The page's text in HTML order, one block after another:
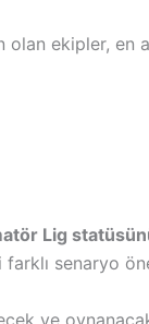
ekipler, en
Lig
senaryo
ve